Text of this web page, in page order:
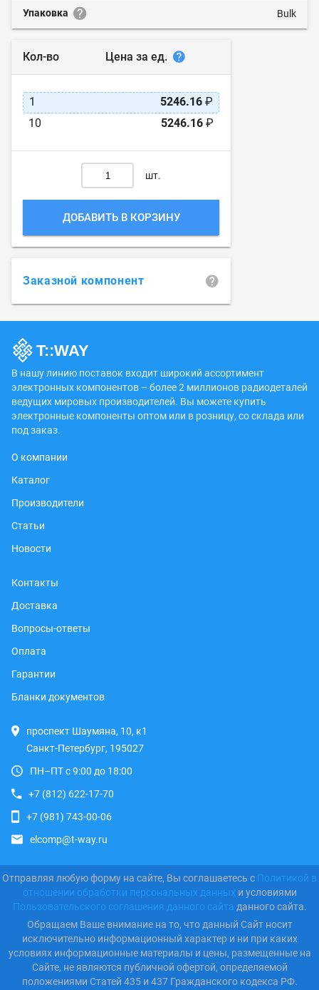
Упаковка Bulk
Кол-во Цена за ед.
1 5246.16 ₽
10
5246.16 ₽
шт.
ДОБАВИТЬ В КОРЗИНУ
Заказной компонент
В нашу линию поставок входит широкий ассортимент
электронных компонентов – более 2 миллионов радиодеталей
ведущих мировых производителей. Вы можете купить
электронные компоненты оптом или в розницу, со склада или
под заказ.
О компании
Каталог
Производители
Статьи
Новости
Контакты
Доставка
Вопросы-ответы
Оплата
Гарантии
Бланки документов
проспект Шаумяна, 10, к1
Санкт-Петербург, 195027
ПН–ПТ с 9:00 до 18:00
+7 (812) 622-17-70
+7 (981) 743-00-06
elcomp@t-way.ru
Отправляя любую форму на сайте, Вы соглашаетесь с Политикой в
отношении обработки персональных данных и условиями
Пользовательского соглашения данного сайта данного сайта.
Обращаем Ваше внимание на то, что данный Сайт носит
исключительно информационный характер и ни при каких
условиях информационные материалы и цены, размещенные на
Сайте, не являются публичной офертой, определяемой
положениями Статей 435 и 437 Гражданского кодекса РФ.